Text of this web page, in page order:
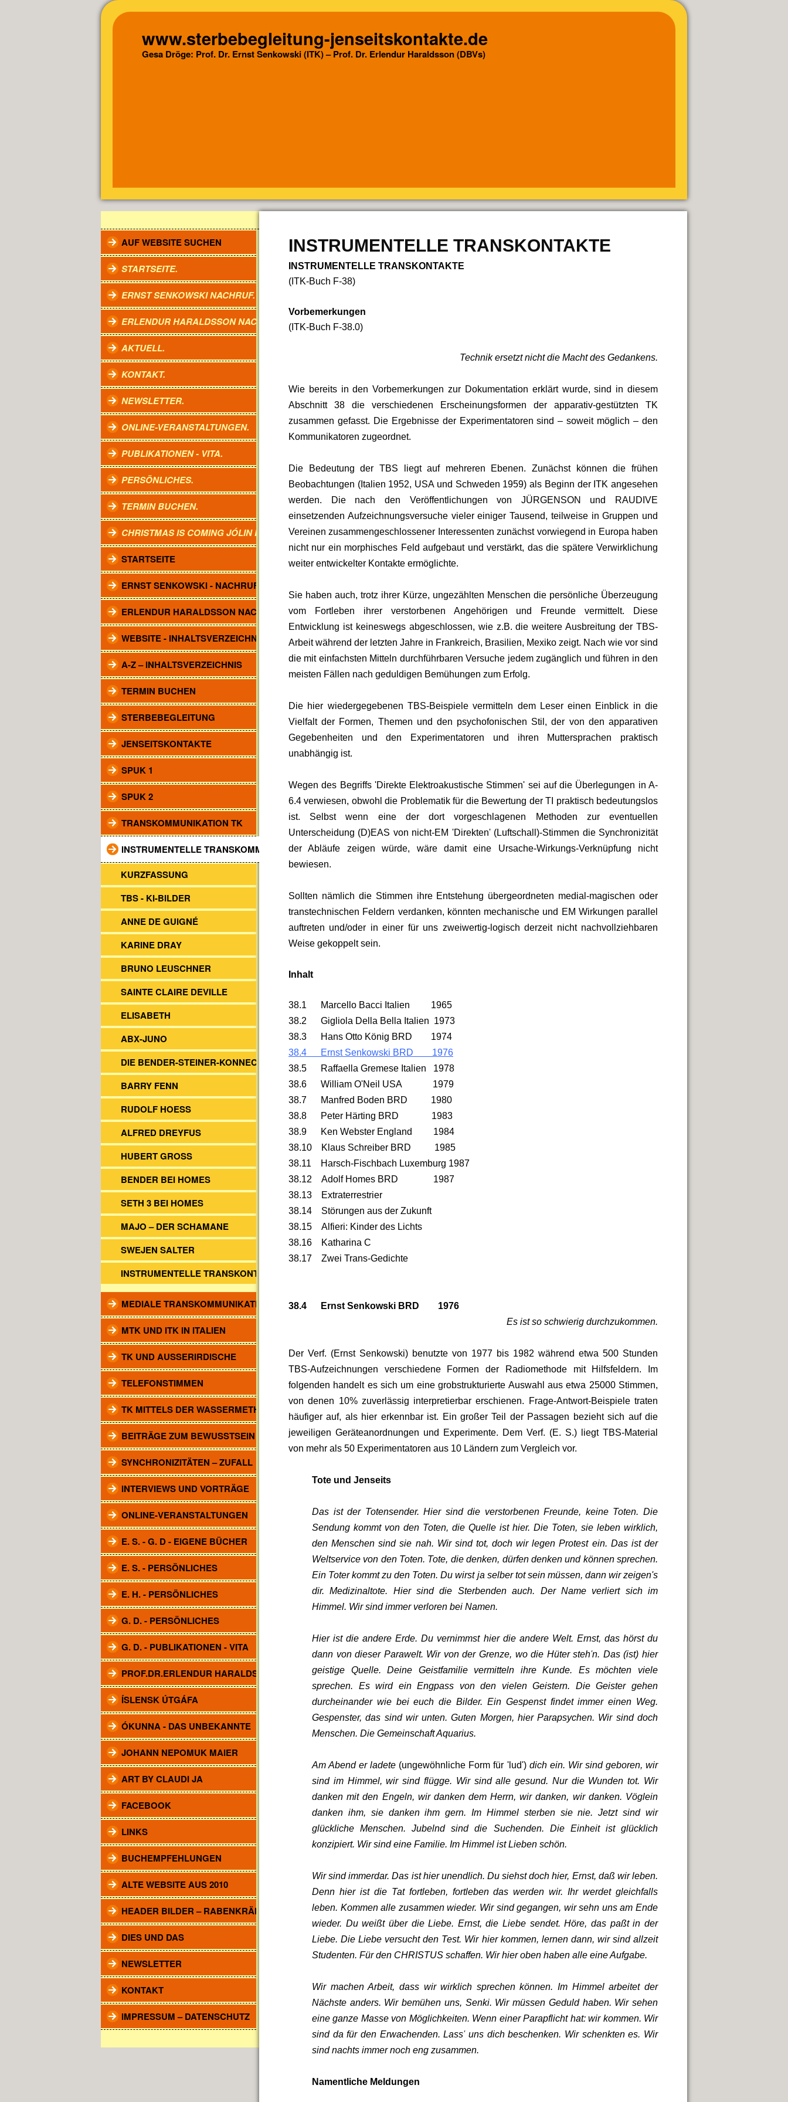
www.sterbebegleitung-jenseitskontakte.de
Gesa Dröge: Prof. Dr. Ernst Senkowski (ITK) – Prof. Dr. Erlendur Haraldsson (DBVs)
AUF WEBSITE SUCHEN
STARTSEITE.
ERNST SENKOWSKI NACHRUF.
ERLENDUR HARALDSSON NACHRUF.
AKTUELL.
KONTAKT.
NEWSLETTER.
ONLINE-VERANSTALTUNGEN.
PUBLIKATIONEN - VITA.
PERSÖNLICHES.
TERMIN BUCHEN.
CHRISTMAS IS COMING JÓLIN KOMA.
STARTSEITE
ERNST SENKOWSKI - NACHRUF
ERLENDUR HARALDSSON NACHRUF
WEBSITE - INHALTSVERZEICHNIS
A-Z – INHALTSVERZEICHNIS
TERMIN BUCHEN
STERBEBEGLEITUNG
JENSEITSKONTAKTE
SPUK 1
SPUK 2
TRANSKOMMUNIKATION TK
INSTRUMENTELLE TRANSKOMM.
KURZFASSUNG
TBS - KI-BILDER
ANNE DE GUIGNÉ
KARINE DRAY
BRUNO LEUSCHNER
SAINTE CLAIRE DEVILLE
ELISABETH
ABX-JUNO
DIE BENDER-STEINER-KONNECTION
BARRY FENN
RUDOLF HOESS
ALFRED DREYFUS
HUBERT GROSS
BENDER BEI HOMES
SETH 3 BEI HOMES
MAJO – DER SCHAMANE
SWEJEN SALTER
INSTRUMENTELLE TRANSKONTAKTE
MEDIALE TRANSKOMMUNIKATION
MTK UND ITK IN ITALIEN
TK UND AUSSERIRDISCHE
TELEFONSTIMMEN
TK MITTELS DER WASSERMETHODE
BEITRÄGE ZUM BEWUSSTSEIN
SYNCHRONIZITÄTEN – ZUFALL
INTERVIEWS UND VORTRÄGE
ONLINE-VERANSTALTUNGEN
E. S. - G. D - EIGENE BÜCHER
E. S. - PERSÖNLICHES
E. H. - PERSÖNLICHES
G. D. - PERSÖNLICHES
G. D. - PUBLIKATIONEN - VITA
PROF.DR.ERLENDUR HARALDSSON
ÍSLENSK ÚTGÁFA
ÓKUNNA - DAS UNBEKANNTE
JOHANN NEPOMUK MAIER
ART BY CLAUDI JA
FACEBOOK
LINKS
BUCHEMPFEHLUNGEN
ALTE WEBSITE AUS 2010
HEADER BILDER – RABENKRÄHEN
DIES UND DAS
NEWSLETTER
KONTAKT
IMPRESSUM – DATENSCHUTZ
INSTRUMENTELLE TRANSKONTAKTE
INSTRUMENTELLE TRANSKONTAKTE
(ITK-Buch F-38)
Vorbemerkungen
(ITK-Buch F-38.0)
Technik ersetzt nicht die Macht des Gedankens.
Wie bereits in den Vorbemerkungen zur Dokumentation erklärt wurde, sind in diesem
Abschnitt 38 die verschiedenen Erscheinungsformen der apparativ-gestützten TK
zusammen gefasst. Die Ergebnisse der Experimentatoren sind – soweit möglich – den
Kommunikatoren zugeordnet.
Die Bedeutung der TBS liegt auf mehreren Ebenen. Zunächst können die frühen
Beobachtungen (Italien 1952, USA und Schweden 1959) als Beginn der ITK angesehen
werden. Die nach den Veröffentlichungen von JÜRGENSON und RAUDIVE
einsetzenden Aufzeichnungsversuche vieler einiger Tausend, teilweise in Gruppen und
Vereinen zusammengeschlossener Interessenten zunächst vorwiegend in Europa haben
nicht nur ein morphisches Feld aufgebaut und verstärkt, das die spätere Verwirklichung
weiter entwickelter Kontakte ermöglichte.
Sie haben auch, trotz ihrer Kürze, ungezählten Menschen die persönliche Überzeugung
vom Fortleben ihrer verstorbenen Angehörigen und Freunde vermittelt. Diese
Entwicklung ist keineswegs abgeschlossen, wie z.B. die weitere Ausbreitung der TBS-
Arbeit während der letzten Jahre in Frankreich, Brasilien, Mexiko zeigt. Nach wie vor sind
die mit einfachsten Mitteln durchführbaren Versuche jedem zugänglich und führen in den
meisten Fällen nach geduldigen Bemühungen zum Erfolg.
Die hier wiedergegebenen TBS-Beispiele vermitteln dem Leser einen Einblick in die
Vielfalt der Formen, Themen und den psychofonischen Stil, der von den apparativen
Gegebenheiten und den Experimentatoren und ihren Muttersprachen praktisch
unabhängig ist.
Wegen des Begriffs 'Direkte Elektroakustische Stimmen' sei auf die Überlegungen in A-
6.4 verwiesen, obwohl die Problematik für die Bewertung der TI praktisch bedeutungslos
ist. Selbst wenn eine der dort vorgeschlagenen Methoden zur eventuellen
Unterscheidung (D)EAS von nicht-EM 'Direkten' (Luftschall)-Stimmen die Synchronizität
der Abläufe zeigen würde, wäre damit eine Ursache-Wirkungs-Verknüpfung nicht
bewiesen.
Sollten nämlich die Stimmen ihre Entstehung übergeordneten medial-magischen oder
transtechnischen Feldern verdanken, könnten mechanische und EM Wirkungen parallel
auftreten und/oder in einer für uns zweiwertig-logisch derzeit nicht nachvollziehbaren
Weise gekoppelt sein.
Inhalt
38.1 Marcello Bacci Italien 1965
38.2 Gigliola Della Bella Italien 1973
38.3 Hans Otto König BRD 1974
38.4 Ernst Senkowski BRD 1976
38.5 Raffaella Gremese Italien 1978
38.6 William O'Neil USA 1979
38.7 Manfred Boden BRD 1980
38.8 Peter Härting BRD 1983
38.9 Ken Webster England 1984
38.10 Klaus Schreiber BRD 1985
38.11 Harsch-Fischbach Luxemburg 1987
38.12 Adolf Homes BRD 1987
38.13 Extraterrestrier
38.14 Störungen aus der Zukunft
38.15 Alfieri: Kinder des Lichts
38.16 Katharina C
38.17 Zwei Trans-Gedichte
38.4 Ernst Senkowski BRD
1976
Es ist so schwierig durchzukommen.
Der Verf. (Ernst Senkowski) benutzte von 1977 bis 1982 während etwa 500 Stunden
TBS-Aufzeichnungen verschiedene Formen der Radiomethode mit Hilfsfeldern. Im
folgenden handelt es sich um eine grobstrukturierte Auswahl aus etwa 25000 Stimmen,
von denen 10% zuverlässig interpretierbar erschienen. Frage-Antwort-Beispiele traten
häufiger auf, als hier erkennbar ist. Ein großer Teil der Passagen bezieht sich auf die
jeweiligen Geräteanordnungen und Experimente. Dem Verf. (E. S.) liegt TBS-Material
von mehr als 50 Experimentatoren aus 10 Ländern zum Vergleich vor.
Tote und Jenseits
Das ist der Totensender. Hier sind die verstorbenen Freunde, keine Toten. Die
Sendung kommt von den Toten, die Quelle ist hier. Die Toten, sie leben wirklich,
den Menschen sind sie nah. Wir sind tot, doch wir legen Protest ein. Das ist der
Weltservice von den Toten. Tote, die denken, dürfen denken und können sprechen.
Ein Toter kommt zu den Toten. Du wirst ja selber tot sein müssen, dann wir zeigen's
dir. Medizinaltote. Hier sind die Sterbenden auch. Der Name verliert sich im
Himmel. Wir sind immer verloren bei Namen.
Hier ist die andere Erde. Du vernimmst hier die andere Welt. Ernst, das hörst du
dann von dieser Parawelt. Wir von der Grenze, wo die Hüter steh'n. Das (ist) hier
geistige Quelle. Deine Geistfamilie vermitteln ihre Kunde. Es möchten viele
sprechen. Es wird ein Engpass von den vielen Geistern. Die Geister gehen
durcheinander wie bei euch die Bilder. Ein Gespenst findet immer einen Weg.
Gespenster, das sind wir unten. Guten Morgen, hier Parapsychen. Wir sind doch
Menschen. Die Gemeinschaft Aquarius.
Am Abend er ladete (ungewöhnliche Form für 'lud') dich ein. Wir sind geboren, wir
sind im Himmel, wir sind flügge. Wir sind alle gesund. Nur die Wunden tot. Wir
danken mit den Engeln, wir danken dem Herrn, wir danken, wir danken. Vöglein
danken ihm, sie danken ihm gern. Im Himmel sterben sie nie. Jetzt sind wir
glückliche Menschen. Jubelnd sind die Suchenden. Die Einheit ist glücklich
konzipiert. Wir sind eine Familie. Im Himmel ist Lieben schön.
Wir sind immerdar. Das ist hier unendlich. Du siehst doch hier, Ernst, daß wir leben.
Denn hier ist die Tat fortleben, fortleben das werden wir. Ihr werdet gleichfalls
leben. Kommen alle zusammen wieder. Wir sind gegangen, wir sehn uns am Ende
wieder. Du weißt über die Liebe. Ernst, die Liebe sendet. Höre, das paßt in der
Liebe. Die Liebe versucht den Test. Wir hier kommen, lernen dann, wir sind allzeit
Studenten. Für den CHRISTUS schaffen. Wir hier oben haben alle eine Aufgabe.
Wir machen Arbeit, dass wir wirklich sprechen können. Im Himmel arbeitet der
Nächste anders. Wir bemühen uns, Senki. Wir müssen Geduld haben. Wir sehen
eine ganze Masse von Möglichkeiten. Wenn einer Parapflicht hat: wir kommen. Wir
sind da für den Erwachenden. Lass' uns dich beschenken. Wir schenkten es. Wir
sind nachts immer noch eng zusammen.
Namentliche Meldungen